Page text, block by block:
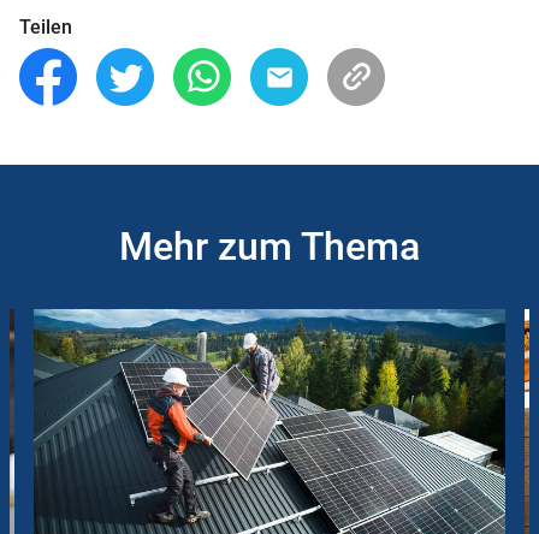
Teilen
Mehr zum Thema
Instructions